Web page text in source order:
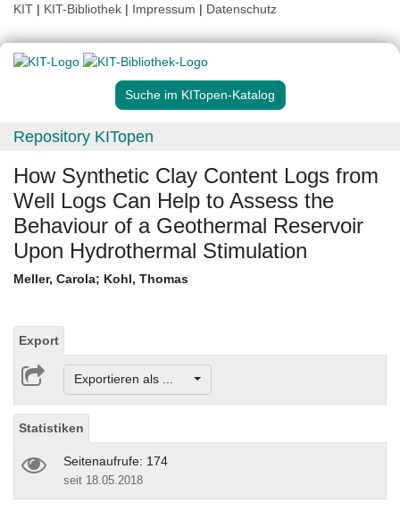
KIT | KIT-Bibliothek | Impressum | Datenschutz
Suche im KITopen-Katalog
Repository KITopen
How Synthetic Clay Content Logs from
Well Logs Can Help to Assess the
Behaviour of a Geothermal Reservoir
Upon Hydrothermal Stimulation
Meller, Carola; Kohl, Thomas
Export
Exportieren als ...
Statistiken
Seitenaufrufe: 174
seit 18.05.2018